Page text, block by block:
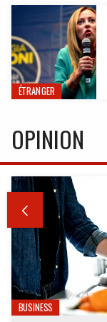
ÉTRANGER
OPINION

BUSINESS